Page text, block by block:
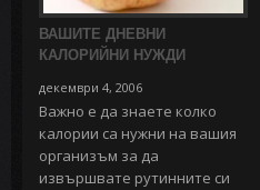
ВАШИТЕ ДНЕВНИ
КАЛОРИЙНИ НУЖДИ
декември 4, 2006
Важно е да знаете колко
калории са нужни на вашия
организъм за да
извършвате рутинните си